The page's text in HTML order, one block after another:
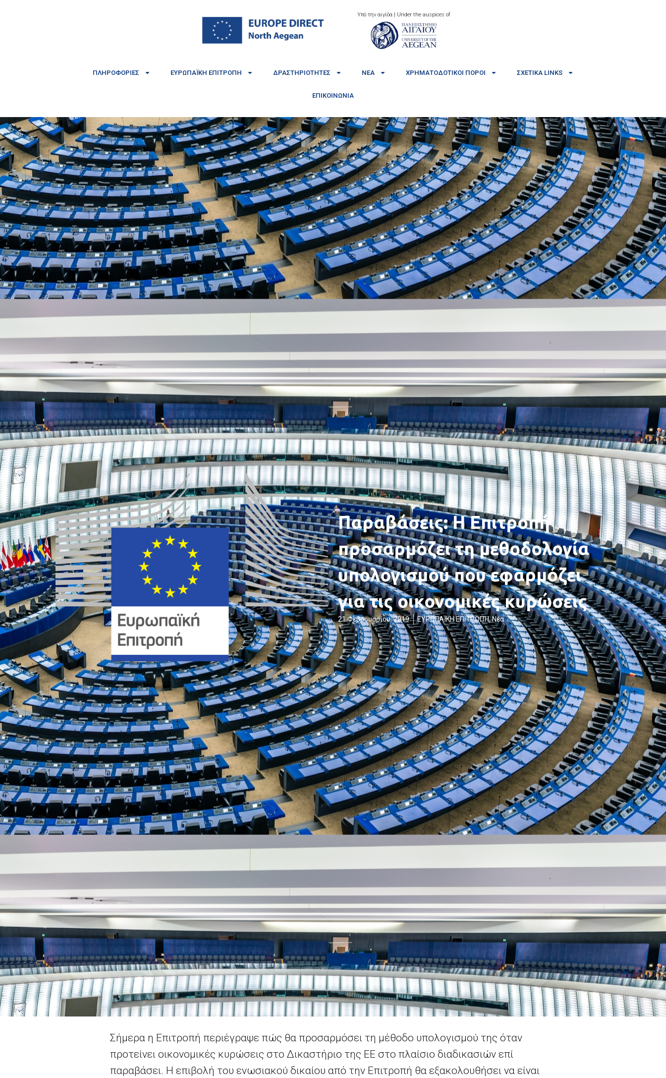
Υπό την αιγίδα | Under the auspices of
ΠΛΗΡΟΦΟΡΊΕΣ ΕΥΡΩΠΑΪΚΉ ΕΠΙΤΡΟΠΉ ΔΡΑΣΤΗΡΙΌΤΗΤΕΣ ΝΈΑ ΧΡΗΜΑΤΟΔΟΤΙΚΟΊ ΠΌΡΟΙ ΣΧΕΤΙΚΆ LINKS
ΕΠΙΚΟΙΝΩΝΊΑ
Παραβάσεις: Η Επιτροπή
προσαρμόζει τη μεθοδολογία
υπολογισμού που εφαρμόζει
για τις οικονομικές κυρώσεις
21 Φεβρουαρίου, 2019 ΕΥΡΩΠΑΪΚΗ ΕΠΙΤΡΟΠΉ,Νέα
Σήμερα η Επιτροπή περιέγραψε πώς θα προσαρμόσει τη μέθοδο υπολογισμού της όταν
προτείνει οικονομικές κυρώσεις στο Δικαστήριο της ΕΕ στο πλαίσιο διαδικασιών επί
παραβάσει. Η επιβολή του ενωσιακού δικαίου από την Επιτροπή θα εξακολουθήσει να είναι